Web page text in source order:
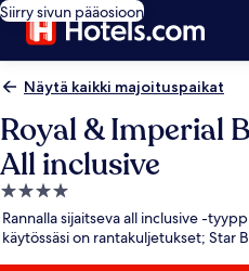
Siirry sivun pääosioon
Näytä kaikki majoituspaikat
Royal & Imperial
All inclusive
4.0
tähden
majoituspaikka
Rannalla sijaitseva all inclusive -
käytössäsi on rantakuljetukset; Star